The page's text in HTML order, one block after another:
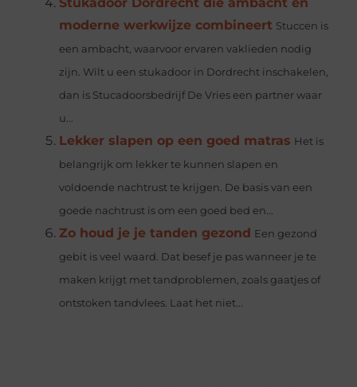
moderne werkwijze combineert Stuccen is
een ambacht, waarvoor ervaren vaklieden nodig
zijn. Wilt u een stukadoor in Dordrecht inschakelen,
dan is Stucadoorsbedrijf De Vries een partner waar
u...
Lekker slapen op een goed matras Het is
belangrijk om lekker te kunnen slapen en
voldoende nachtrust te krijgen. De basis van een
goede nachtrust is om een goed bed en...
Zo houd je je tanden gezond Een gezond
gebit is veel waard. Dat besef je pas wanneer je te
maken krijgt met tandproblemen, zoals gaatjes of
ontstoken tandvlees. Laat het niet...